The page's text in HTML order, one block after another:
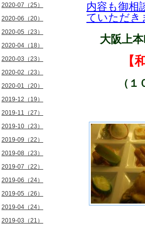
内容も御相
ていただき
大阪上
【
（
2020-07（25）
2020-06（20）
2020-05（23）
2020-04（18）
2020-03（23）
2020-02（23）
2020-01（20）
2019-12（19）
2019-11（27）
2019-10（23）
2019-09（22）
2019-08（23）
2019-07（22）
2019-06（24）
2019-05（26）
2019-04（24）
2019-03（21）